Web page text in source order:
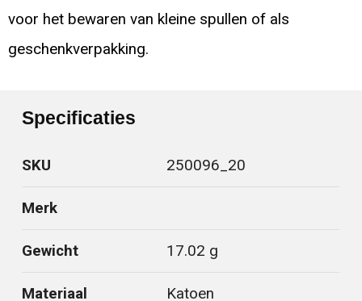
voor het bewaren van kleine spullen of als
geschenkverpakking.
Specificaties
SKU 250096_20
Merk
Gewicht 17.02 g
Materiaal Katoen